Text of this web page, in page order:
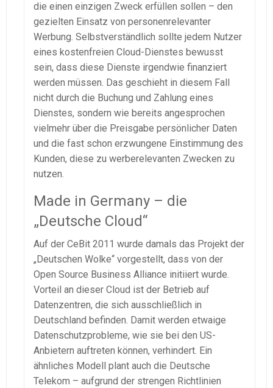
die einen einzigen Zweck erfüllen sollen – den
gezielten Einsatz von personenrelevanter
Werbung. Selbstverständlich sollte jedem Nutzer
eines kostenfreien Cloud-Dienstes bewusst
sein, dass diese Dienste irgendwie finanziert
werden müssen. Das geschieht in diesem Fall
nicht durch die Buchung und Zahlung eines
Dienstes, sondern wie bereits angesprochen
vielmehr über die Preisgabe persönlicher Daten
und die fast schon erzwungene Einstimmung des
Kunden, diese zu werberelevanten Zwecken zu
nutzen.
Made in Germany – die
„Deutsche Cloud“
Auf der CeBit 2011 wurde damals das Projekt der
„Deutschen Wolke“ vorgestellt, dass von der
Open Source Business Alliance initiiert wurde.
Vorteil an dieser Cloud ist der Betrieb auf
Datenzentren, die sich ausschließlich in
Deutschland befinden. Damit werden etwaige
Datenschutzprobleme, wie sie bei den US-
Anbietern auftreten können, verhindert. Ein
ähnliches Modell plant auch die Deutsche
Telekom – aufgrund der strengen Richtlinien